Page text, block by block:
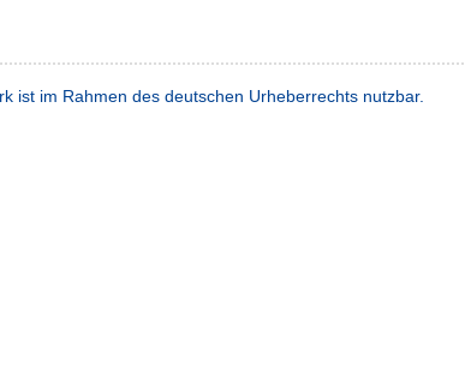
ist im Rahmen des deutschen Urheberrechts nutzbar.